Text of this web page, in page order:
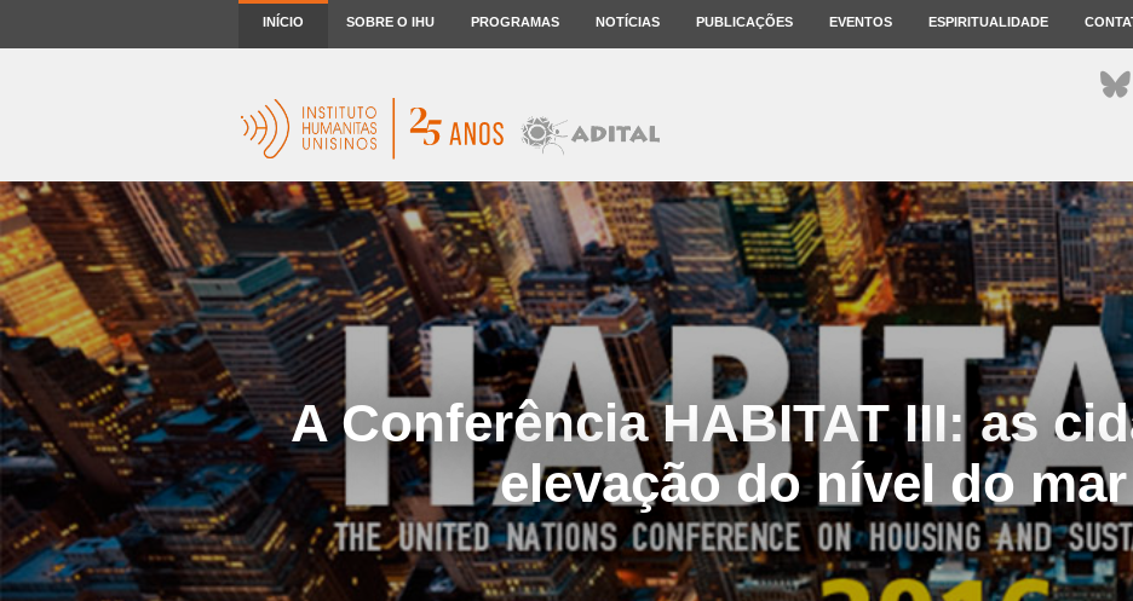
INÍCIO SOBRE O IHU PROGRAMAS NOTÍCIAS PUBLICAÇÕES EVENTOS ESPIRITUALIDADE
A Conferência HABITAT III: as
elevação do nível do mar